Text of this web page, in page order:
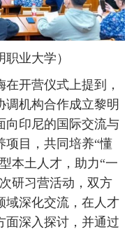
业大学）
开营仪式上提到，
调机构合作成立黎明
向印尼的国际交流与
项目，共同培养“懂
本土人才，助力“一
研习营活动，双方
域深化交流，在人才
面深入探讨，并通过